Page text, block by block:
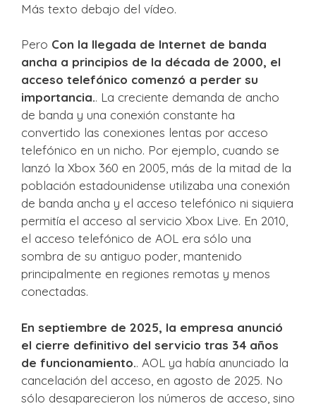
Más texto debajo del vídeo.
Pero Con la llegada de Internet de banda
ancha a principios de la década de 2000, el
acceso telefónico comenzó a perder su
importancia.. La creciente demanda de ancho
de banda y una conexión constante ha
convertido las conexiones lentas por acceso
telefónico en un nicho. Por ejemplo, cuando se
lanzó la Xbox 360 en 2005, más de la mitad de la
población estadounidense utilizaba una conexión
de banda ancha y el acceso telefónico ni siquiera
permitía el acceso al servicio Xbox Live. En 2010,
el acceso telefónico de AOL era sólo una
sombra de su antiguo poder, mantenido
principalmente en regiones remotas y menos
conectadas.
En septiembre de 2025, la empresa anunció
el cierre definitivo del servicio tras 34 años
de funcionamiento.. AOL ya había anunciado la
cancelación del acceso, en agosto de 2025. No
sólo desaparecieron los números de acceso, sino